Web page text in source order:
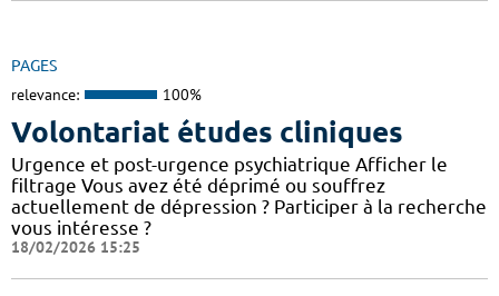
PAGES
relevance: 100%
Volontariat études cliniques
Urgence et post-urgence psychiatrique Afficher le
filtrage Vous avez été déprimé ou souffrez
actuellement de dépression ? Participer à la recherche
vous intéresse ?
18/02/2026 15:25